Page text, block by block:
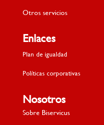
Otros servicios
Enlaces
Plan de igualdad
Políticas corporativas
Nosotros
Sobre Biservicus